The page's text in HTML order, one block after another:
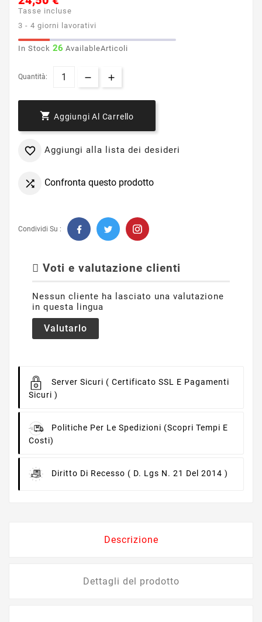
Tasse incluse
3 - 4 giorni lavorativi
In Stock 26 AvailableArticoli
Quantità:
 Aggiungi Al Carrello
 Aggiungi alla lista dei desideri
 Confronta questo prodotto
Condividi Su :
Voti e valutazione clienti
Nessun cliente ha lasciato una valutazione
in questa lingua
Valutarlo
Server Sicuri ( Certificato SSL E Pagamenti
Sicuri )
Politiche Per Le Spedizioni (scopri Tempi E
Costi)
Diritto Di Recesso ( D. Lgs N. 21 Del 2014 )
Descrizione
Dettagli del prodotto